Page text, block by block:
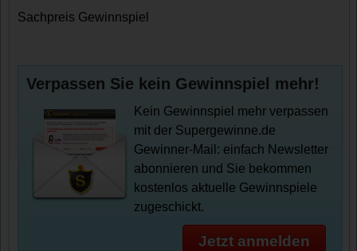
Sachpreis Gewinnspiel
Verpassen Sie kein Gewinnspiel mehr!
Kein Gewinnspiel mehr verpassen
mit der Supergewinne.de
Gewinner-Mail: einfach Newsletter
abonnieren und Sie bekommen
kostenlos aktuelle Gewinnspiele
zugeschickt.
Jetzt anmelden